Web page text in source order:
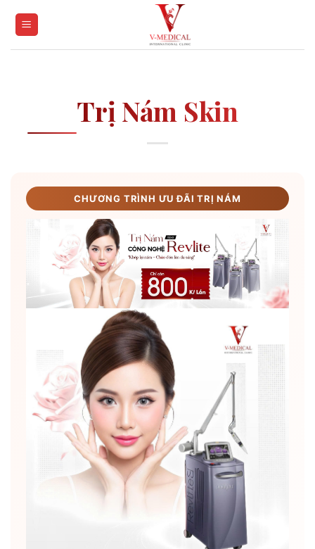
Trị Nám Skin
CHƯƠNG TRÌNH ƯU ĐÃI TRỊ NÁM